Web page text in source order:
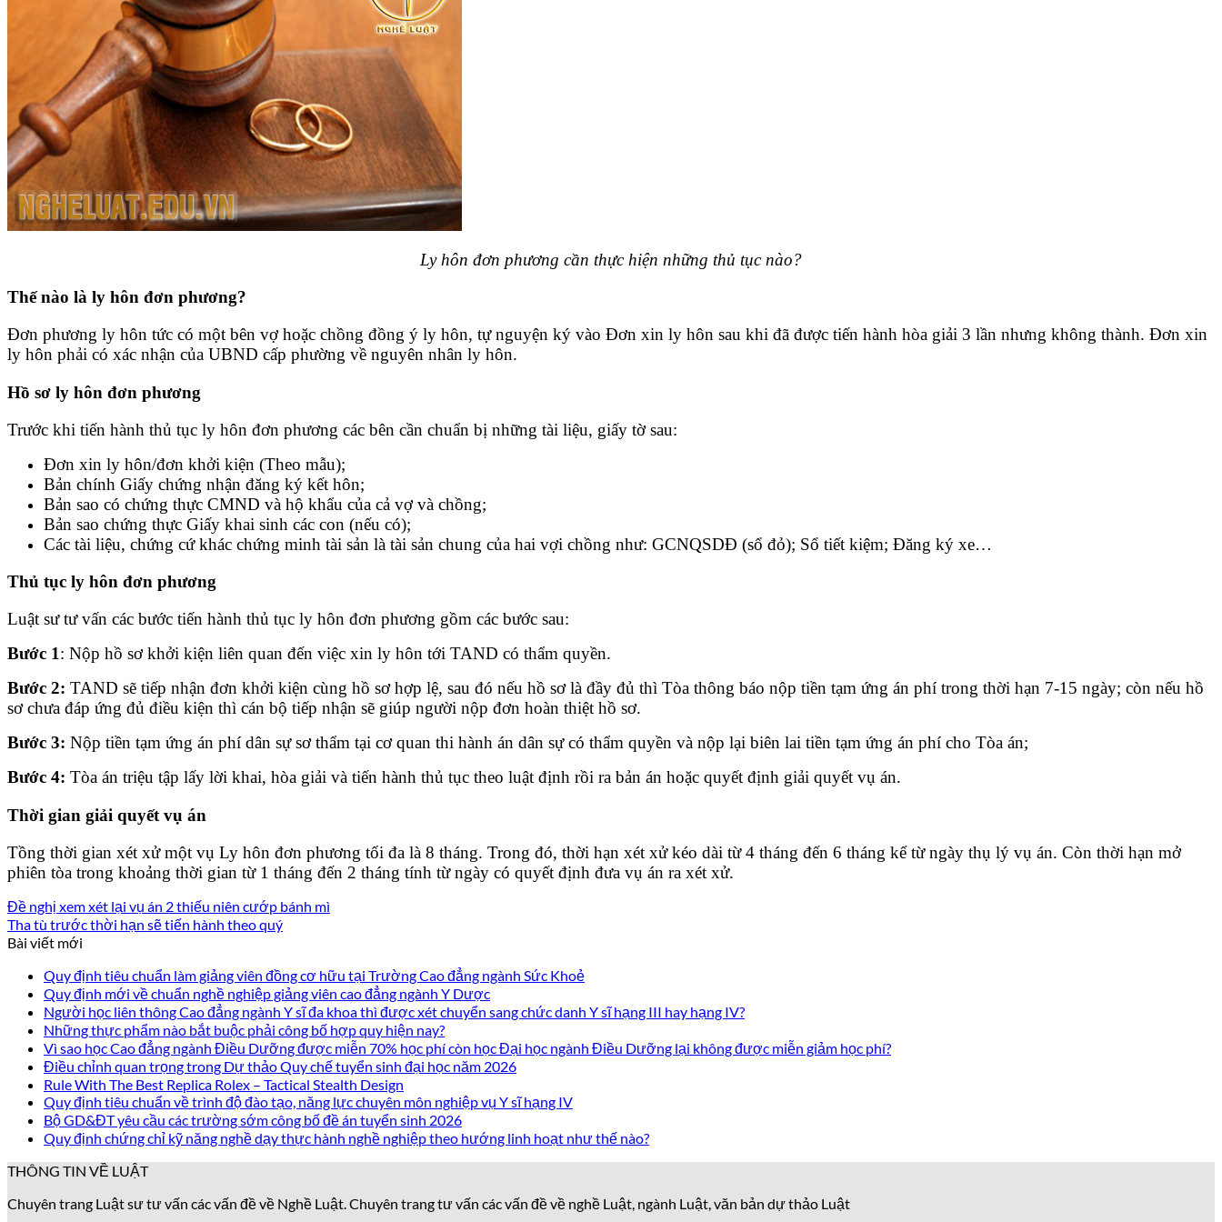
Ly hôn đơn phương cần thực hiện những thủ tục nào?
Thế nào là ly hôn đơn phương?
Đơn phương ly hôn tức có một bên vợ hoặc chồng đồng ý ly hôn, tự nguyện ký vào Đơn xin ly hôn sau khi đã được tiến hành hòa giải 3 lần nhưng không thành. Đơn xin
ly hôn phải có xác nhận của UBND cấp phường về nguyên nhân ly hôn.
Hồ sơ ly hôn đơn phương
Trước khi tiến hành thủ tục ly hôn đơn phương các bên cần chuẩn bị những tài liệu, giấy tờ sau:
Đơn xin ly hôn/đơn khởi kiện (Theo mẫu);
Bản chính Giấy chứng nhận đăng ký kết hôn;
Bản sao có chứng thực CMND và hộ khẩu của cả vợ và chồng;
Bản sao chứng thực Giấy khai sinh các con (nếu có);
Các tài liệu, chứng cứ khác chứng minh tài sản là tài sản chung của hai vợi chồng như: GCNQSDĐ (sổ đỏ); Sổ tiết kiệm; Đăng ký xe…
Thủ tục ly hôn đơn phương
Luật sư tư vấn các bước tiến hành thủ tục ly hôn đơn phương gồm các bước sau:
Bước 1: Nộp hồ sơ khởi kiện liên quan đến việc xin ly hôn tới TAND có thẩm quyền.
Bước 2: TAND sẽ tiếp nhận đơn khởi kiện cùng hồ sơ hợp lệ, sau đó nếu hồ sơ là đầy đủ thì Tòa thông báo nộp tiền tạm ứng án phí trong thời hạn 7-15 ngày; còn nếu hồ
sơ chưa đáp ứng đủ điều kiện thì cán bộ tiếp nhận sẽ giúp người nộp đơn hoàn thiệt hồ sơ.
Bước 3: Nộp tiền tạm ứng án phí dân sự sơ thẩm tại cơ quan thi hành án dân sự có thẩm quyền và nộp lại biên lai tiền tạm ứng án phí cho Tòa án;
Bước 4: Tòa án triệu tập lấy lời khai, hòa giải và tiến hành thủ tục theo luật định rồi ra bản án hoặc quyết định giải quyết vụ án.
Thời gian giải quyết vụ án
Tồng thời gian xét xử một vụ Ly hôn đơn phương tối đa là 8 tháng. Trong đó, thời hạn xét xử kéo dài từ 4 tháng đến 6 tháng kể từ ngày thụ lý vụ án. Còn thời hạn mở
phiên tòa trong khoảng thời gian từ 1 tháng đến 2 tháng tính từ ngày có quyết định đưa vụ án ra xét xử.
Đề nghị xem xét lại vụ án 2 thiếu niên cướp bánh mì
Tha tù trước thời hạn sẽ tiến hành theo quý
Bài viết mới
Quy định tiêu chuẩn làm giảng viên đồng cơ hữu tại Trường Cao đẳng ngành Sức Khoẻ
Quy định mới về chuẩn nghề nghiệp giảng viên cao đẳng ngành Y Dược
Người học liên thông Cao đẳng ngành Y sĩ đa khoa thì được xét chuyển sang chức danh Y sĩ hạng III hay hạng IV?
Những thực phẩm nào bắt buộc phải công bố hợp quy hiện nay?
Vì sao học Cao đẳng ngành Điều Dưỡng được miễn 70% học phí còn học Đại học ngành Điều Dưỡng lại không được miễn giảm học phí?
Điều chỉnh quan trọng trong Dự thảo Quy chế tuyển sinh đại học năm 2026
Rule With The Best Replica Rolex – Tactical Stealth Design
Quy định tiêu chuẩn về trình độ đào tạo, năng lực chuyên môn nghiệp vụ Y sĩ hạng IV
Bộ GD&ĐT yêu cầu các trường sớm công bố đề án tuyển sinh 2026
Quy định chứng chỉ kỹ năng nghề dạy thực hành nghề nghiệp theo hướng linh hoạt như thế nào?
THÔNG TIN VỀ LUẬT
Chuyên trang Luật sư tư vấn các vấn đề về Nghề Luật. Chuyên trang tư vấn các vấn đề về nghề Luật, ngành Luật, văn bản dự thảo Luật